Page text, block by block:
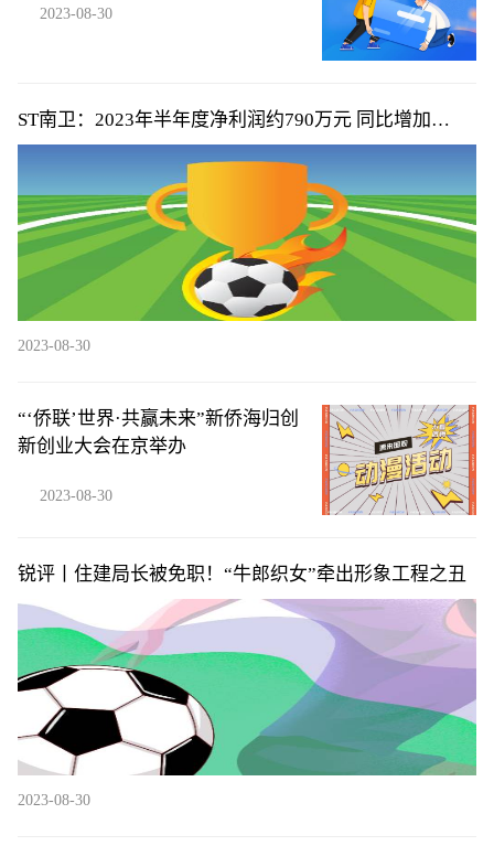
2023-08-30
ST南卫：2023年半年度净利润约790万元 同比增加
26.67%
2023-08-30
“‘侨联’世界·共赢未来”新侨海归创
新创业大会在京举办
2023-08-30
锐评丨住建局长被免职！“牛郎织女”牵出形象工程之丑
2023-08-30